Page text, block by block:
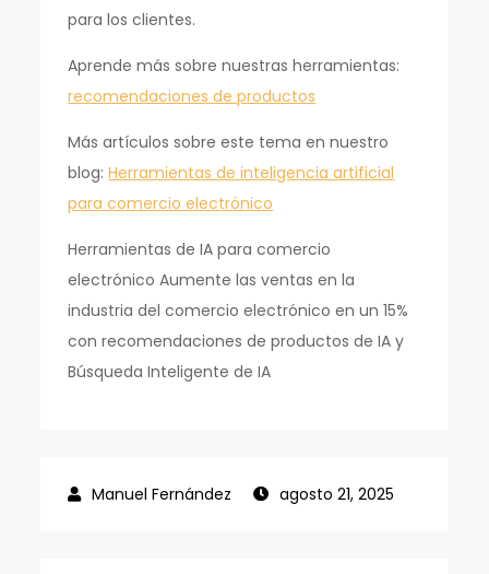
para los clientes.
Aprende más sobre nuestras herramientas:
recomendaciones de productos
Más artículos sobre este tema en nuestro
blog:Herramientas de inteligencia artificial
para comercio electrónico
Herramientas de IA para comercio
electrónico Aumente las ventas en la
industria del comercio electrónico en un 15%
con recomendaciones de productos de IA y
Búsqueda Inteligente de IA
agosto 21, 2025